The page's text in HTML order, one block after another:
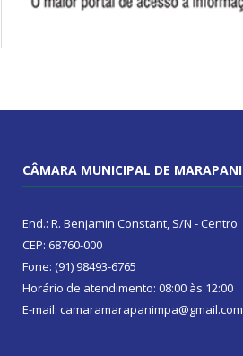
CÂMARA MUNICIPAL DE
End.: R. Benjamin Constant, S/N - Centro
CEP: 68760-000
Fone: (91) 98493-6765
Horário de atendimento: 08:00 às 12:00
E-mail: camaramarapanimpa@gmail.com